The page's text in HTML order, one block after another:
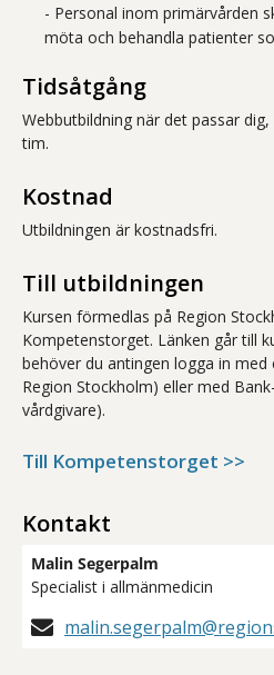
- Personal inom primärvården
möta och behandla patienter
Tidsåtgång
Webbutbildning när det passar
tim.
Kostnad
Utbildningen är kostnadsfri.
Till utbildningen
Kursen förmedlas på Region
Kompetenstorget. Länken går till
behöver du antingen logga in
Region Stockholm) eller med
vårdgivare).
Till Kompetenstorget >>
Kontakt
Malin Segerpalm
Specialist i allmänmedicin